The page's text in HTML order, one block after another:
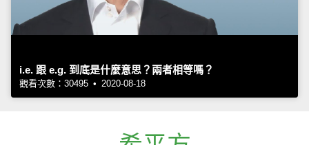
i.e. 跟 e.g. 到底是什麼意思？兩者相等嗎？
觀看次數：30495 • 2020-08-18